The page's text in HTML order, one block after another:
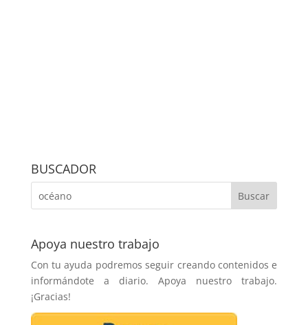
BUSCADOR
Apoya nuestro trabajo
Con tu ayuda podremos seguir creando contenidos e
informándote a diario. Apoya nuestro trabajo.
¡Gracias!